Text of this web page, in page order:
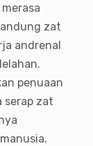
zat
andrenal
penuaan
serap zat